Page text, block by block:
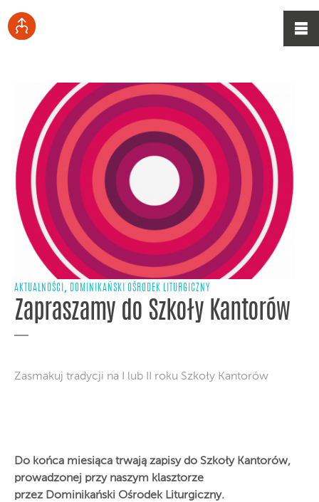
AKTUALNOŚCI , DOMINIKAŃSKI OŚRODEK LITURGICZNY
Zapraszamy do Szkoły Kantorów
Zasmakuj tradycji na I lub II roku Szkoły Kantorów
Do końca miesiąca trwają zapisy do Szkoły Kantorów,
prowadzonej przy naszym klasztorze
przez Dominikański Ośrodek Liturgiczny.